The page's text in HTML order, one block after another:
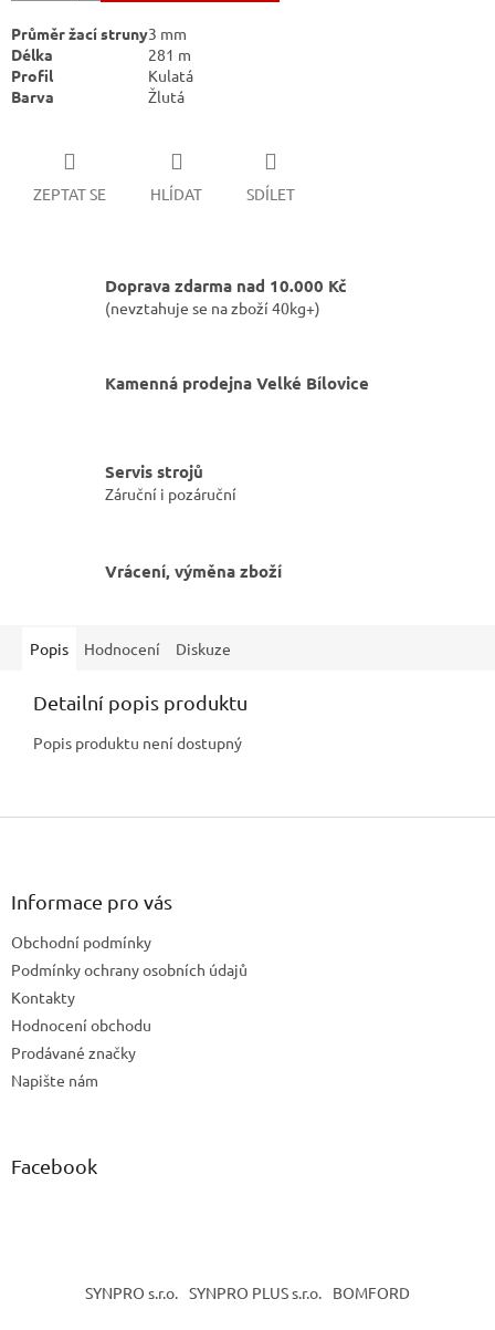
Průměr žací struny3 mm
Délka
281 m
Profil
Kulatá
Barva
Žlutá
ZEPTAT SE HLÍDAT SDÍLET
Doprava zdarma nad 10.000 Kč
(nevztahuje se na zboží 40kg+)
Kamenná prodejna Velké Bílovice
Servis strojů
Záruční i pozáruční
Vrácení, výměna zboží
Popis Hodnocení Diskuze
Detailní popis produktu
Popis produktu není dostupný
Z
Informace pro vás
Obchodní podmínky
Podmínky ochrany osobních údajů
Kontakty
Hodnocení obchodu
Prodávané značky
Napište nám
Facebook
SYNPRO s.r.o. SYNPRO PLUS s.r.o. BOMFORD